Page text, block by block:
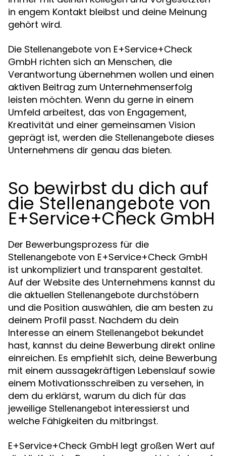
in engem Kontakt bleibst und deine Meinung
gehört wird.
Die Stellenangebote von E+Service+Check
GmbH richten sich an Menschen, die
Verantwortung übernehmen wollen und einen
aktiven Beitrag zum Unternehmenserfolg
leisten möchten. Wenn du gerne in einem
Umfeld arbeitest, das von Engagement,
Kreativität und einer gemeinsamen Vision
geprägt ist, werden die Stellenangebote dieses
Unternehmens dir genau das bieten.
So bewirbst du dich auf
die Stellenangebote von
E+Service+Check GmbH
Der Bewerbungsprozess für die
Stellenangebote von E+Service+Check GmbH
ist unkompliziert und transparent gestaltet.
Auf der Website des Unternehmens kannst du
die aktuellen Stellenangebote durchstöbern
und die Position auswählen, die am besten zu
deinem Profil passt. Nachdem du dein
Interesse an einem Stellenangebot bekundet
hast, kannst du deine Bewerbung direkt online
einreichen. Es empfiehlt sich, deine Bewerbung
mit einem aussagekräftigen Lebenslauf sowie
einem Motivationsschreiben zu versehen, in
dem du erklärst, warum du dich für das
jeweilige Stellenangebot interessierst und
welche Fähigkeiten du mitbringst.
E+Service+Check GmbH legt großen Wert auf